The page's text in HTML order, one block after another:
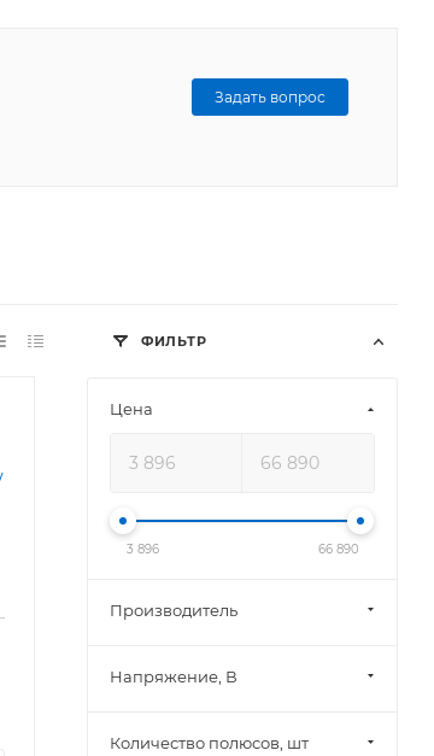
Задать вопрос
ФИЛЬТР
Цена
3 896 66 890
Производитель
Напряжение, В
Количество полюсов, шт